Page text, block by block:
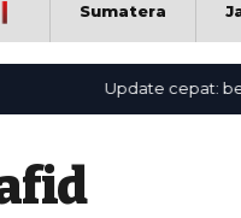
Sumatera
Update cepat: